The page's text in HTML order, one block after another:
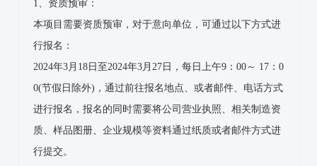
1、资质预审：
本项目需要资质预审，对于意向单位，可通过以下方式进
行报名：
2024年3月18日至2024年3月27日，每日上午9：00～ 17：0
0(节假日除外)，通过前往报名地点、或者邮件、电话方式
进行报名，报名的同时需要将公司营业执照、相关制造资
质、样品图册、企业规模等资料通过纸质或者邮件方式进
行提交。